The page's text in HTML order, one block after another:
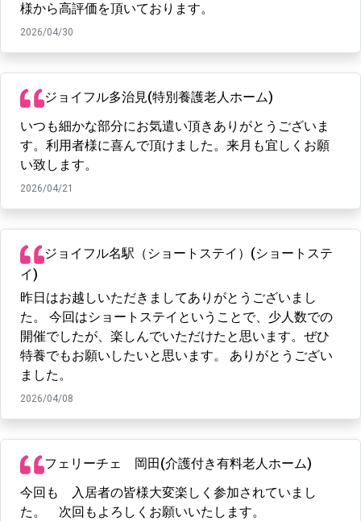
様から高評価を頂いております。
2026/04/30
ジョイフル多治見(特別養護老人ホーム)
いつも細かな部分にお気遣い頂きありがとうございま
す。利用者様に喜んで頂けました。来月も宜しくお願
い致します。
2026/04/21
ジョイフル名駅（ショートステイ）(ショートステ
イ)
昨日はお越しいただきましてありがとうございまし
た。 今回はショートステイということで、少人数での
開催でしたが、楽しんでいただけたと思います。ぜひ
特養でもお願いしたいと思います。 ありがとうござい
ました。
2026/04/08
フェリーチェ 岡田(介護付き有料老人ホーム)
今回も 入居者の皆様大変楽しく参加されていまし
た。 次回もよろしくお願いいたします。